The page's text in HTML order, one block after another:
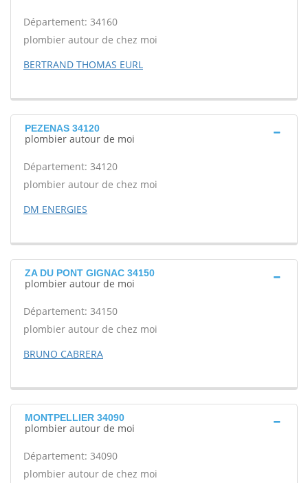
Département: 34160
plombier autour de chez moi
BERTRAND THOMAS EURL
PEZENAS 34120
plombier autour de moi
Département: 34120
plombier autour de chez moi
DM ENERGIES
ZA DU PONT GIGNAC 34150
plombier autour de moi
Département: 34150
plombier autour de chez moi
BRUNO CABRERA
MONTPELLIER 34090
plombier autour de moi
Département: 34090
plombier autour de chez moi